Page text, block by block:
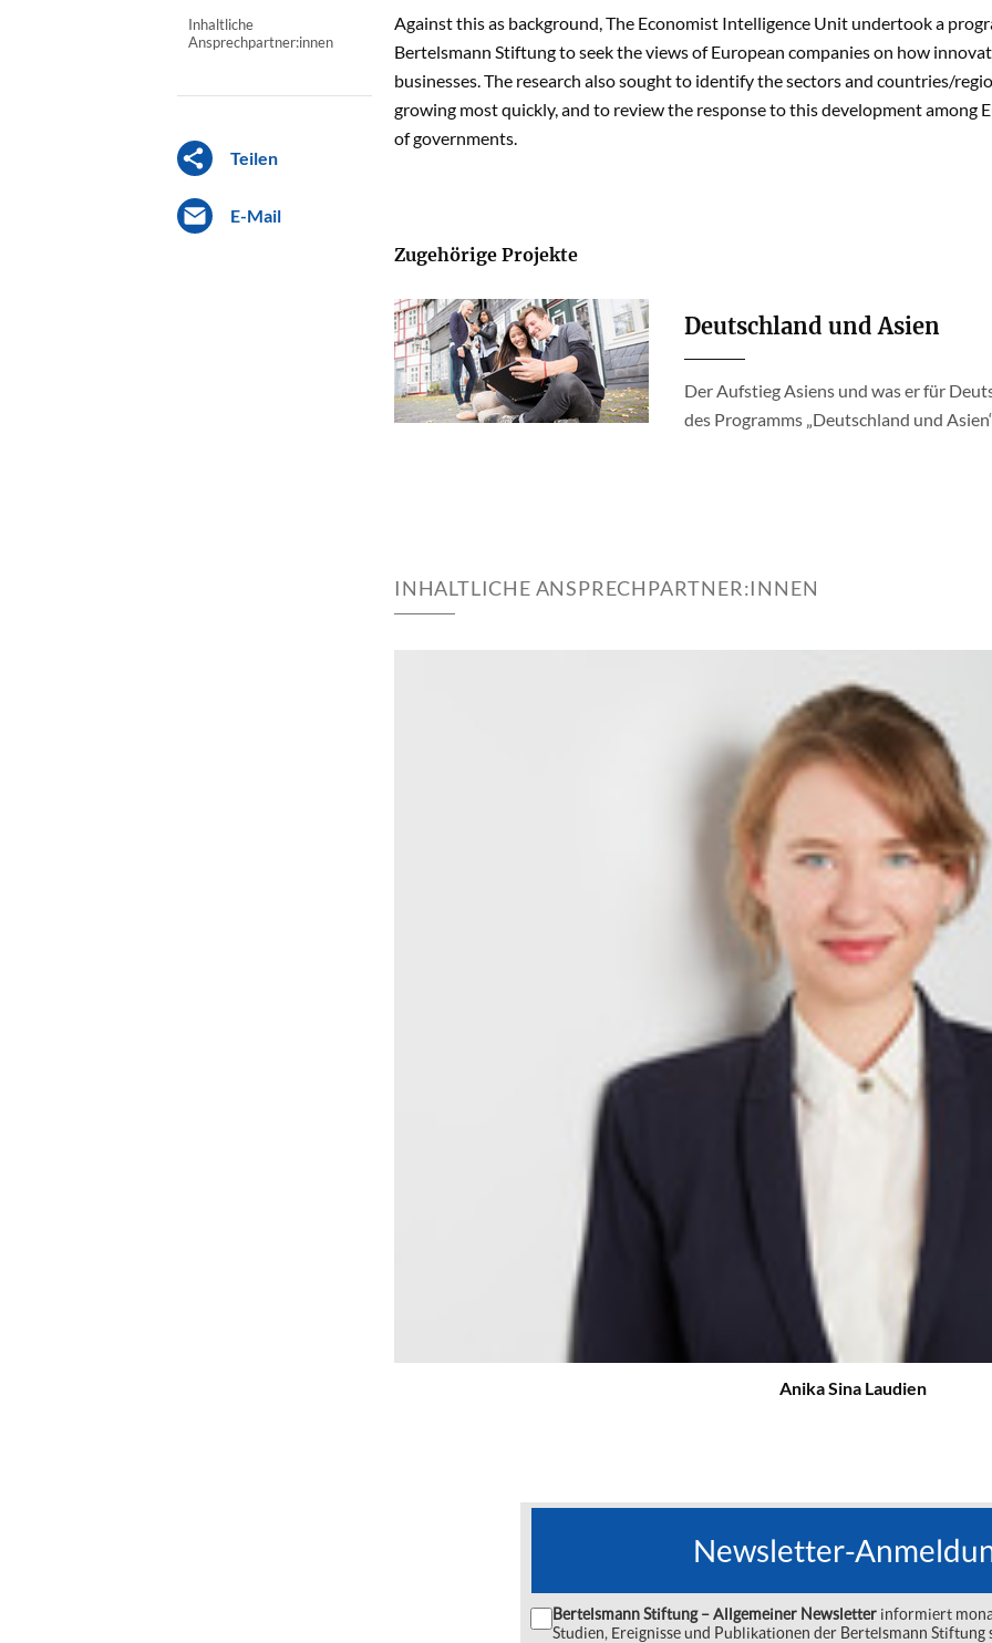
Inhaltliche
Ansprechpartner:innen
Teilen
E-Mail
Against this as background, The Economist Intelligence Unit undertook a
Bertelsmann Stiftung to seek the views of European companies on how
businesses. The research also sought to identify the sectors and countries/
growing most quickly, and to review the response to this development among
of governments.
Zugehörige Projekte
Deutschland und Asien
Der Aufstieg Asiens und was er für
des Programms „Deutschland und
INHALTLICHE ANSPRECHPARTNER:INNEN
Anika Sina Laudien
Newsletter-
Bertelsmann Stiftung – Allgemeiner Newsletter informiert
Studien, Ereignisse und Publikationen der Bertelsmann Stiftung